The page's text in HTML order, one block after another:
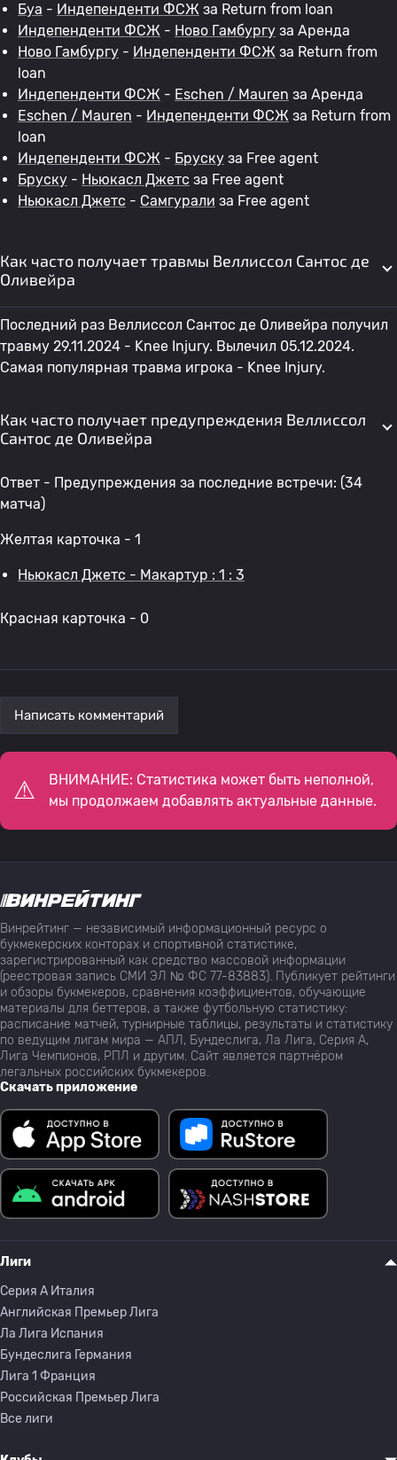
Буа - Индепенденти ФСЖ за Return from loan
Индепенденти ФСЖ - Ново Гамбургу за Аренда
Ново Гамбургу - Индепенденти ФСЖ за Return from
loan
Индепенденти ФСЖ - Eschen / Mauren за Аренда
Eschen / Mauren - Индепенденти ФСЖ за Return from
loan
Индепенденти ФСЖ - Бруску за Free agent
Бруску - Ньюкасл Джетс за Free agent
Ньюкасл Джетс - Самгурали за Free agent
Как часто получает травмы Веллиссол Сантос де
Оливейра
Последний раз Веллиссол Сантос де Оливейра получил
травму 29.11.2024 - Knee Injury. Вылечил 05.12.2024.
Самая популярная травма игрока - Knee Injury.
Как часто получает предупреждения Веллиссол
Сантос де Оливейра
Ответ - Предупреждения за последние встречи: (34
матча)
Желтая карточка - 1
Ньюкасл Джетс - Макартур : 1 : 3
Красная карточка - 0
Написать комментарий
ВНИМАНИЕ: Статистика может быть неполной,
мы продолжаем добавлять актуальные данные.
Винрейтинг — независимый информационный ресурс о
букмекерских конторах и спортивной статистике,
зарегистрированный как средство массовой информации
(реестровая запись СМИ ЭЛ № ФС 77-83883). Публикует рейтинги
и обзоры букмекеров, сравнения коэффициентов, обучающие
материалы для беттеров, а также футбольную статистику:
расписание матчей, турнирные таблицы, результаты и статистику
по ведущим лигам мира — АПЛ, Бундеслига, Ла Лига, Серия А,
Лига Чемпионов, РПЛ и другим. Сайт является партнёром
легальных российских букмекеров.
Скачать приложение
Лиги
Серия A Италия
Английская Премьер Лига
Ла Лига Испания
Бундеслига Германия
Лига 1 Франция
Российская Премьер Лига
Все лиги